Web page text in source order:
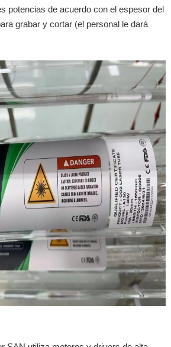
potencias de acuerdo con el espesor del
grabar y cortar (el personal le dará